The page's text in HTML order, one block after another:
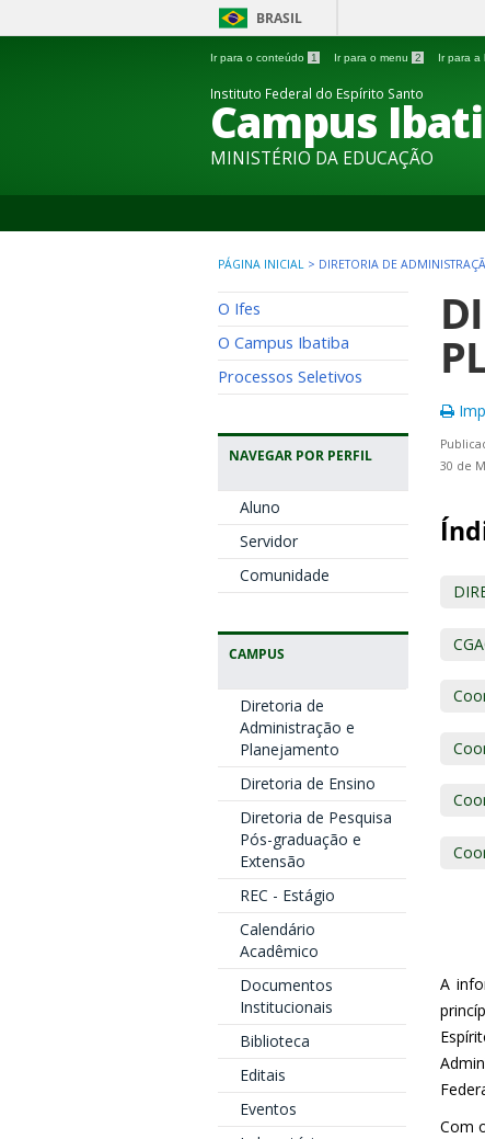
BRASIL
Ir para o conteúdo 1 Ir para o menu 2 Ir para a
Instituto Federal do Espírito Santo
Campus
MINISTÉRIO DA EDUCAÇÃO
PÁGINA INICIAL > DIRETORIA DE
O Ifes
O Campus Ibatiba
Processos Seletivos
NAVEGAR POR PERFIL
Aluno
Servidor
Comunidade
CAMPUS
Diretoria de
Administração e
Planejamento
Diretoria de Ensino
Diretoria de Pesquisa
Pós-graduação e
Extensão
REC - Estágio
Calendário
Acadêmico
Documentos
Institucionais
Biblioteca
Editais
Eventos
30 de
A
Com